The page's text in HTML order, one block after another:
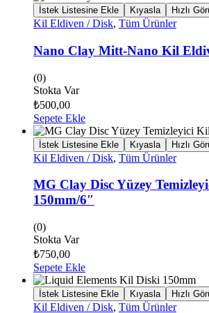
İstek Listesine Ekle Kıyasla Hızlı
Kil Eldiven / Disk, Tüm Ürünler
Nano Clay Mitt-Nano Kil
(0)
Stokta Var
₺500,00
Sepete Ekle
İstek Listesine Ekle Kıyasla Hızlı
Kil Eldiven / Disk, Tüm Ürünler
MG Clay Disc Yüzey
150mm/6″
(0)
Stokta Var
₺750,00
Sepete Ekle
İstek Listesine Ekle Kıyasla Hızlı
Kil Eldiven / Disk, Tüm Ürünler